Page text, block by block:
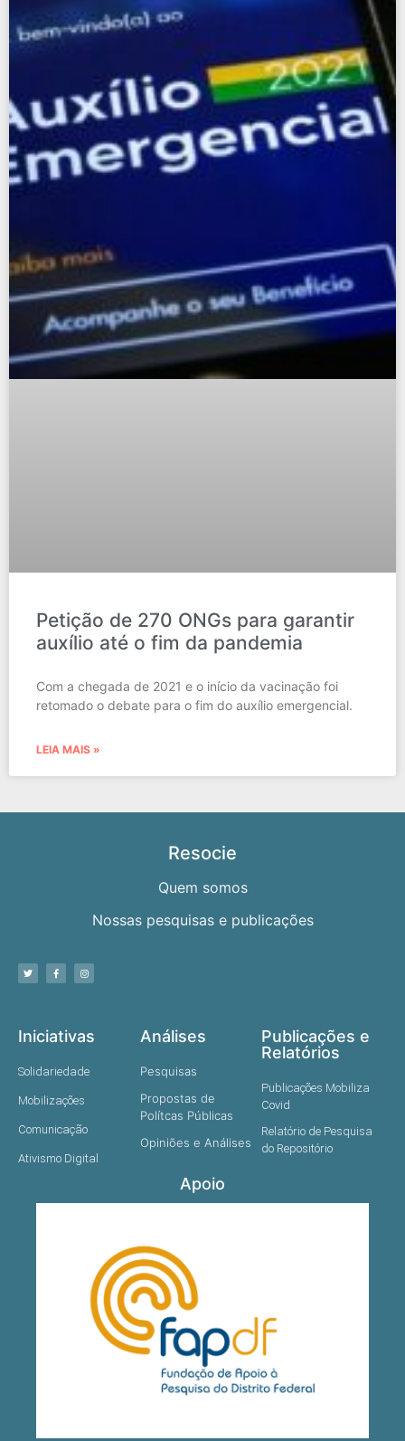
Petição de 270 ONGs para garantir
auxílio até o fim da pandemia
Com a chegada de 2021 e o início da vacinação foi
retomado o debate para o fim do auxílio emergencial.
LEIA MAIS »
Resocie
Quem somos
Nossas pesquisas e publicações
Iniciativas
Solidariedade
Mobilizações
Comunicação
Ativismo Digital
Análises
Pesquisas
Propostas de
Polítcas Públicas
Opiniões e Análises
Publicações e
Relatórios
Publicações Mobiliza
Covid
Relatório de Pesquisa
do Repositório
Apoio